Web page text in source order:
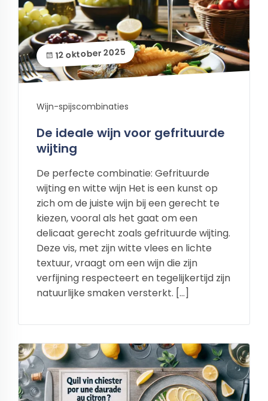
12 oktober 2025
Wijn-spijscombinaties
De ideale wijn voor gefrituurde
wijting
De perfecte combinatie: Gefrituurde
wijting en witte wijn Het is een kunst op
zich om de juiste wijn bij een gerecht te
kiezen, vooral als het gaat om een
delicaat gerecht zoals gefrituurde wijting.
Deze vis, met zijn witte vlees en lichte
textuur, vraagt om een wijn die zijn
verfijning respecteert en tegelijkertijd zijn
natuurlijke smaken versterkt. […]